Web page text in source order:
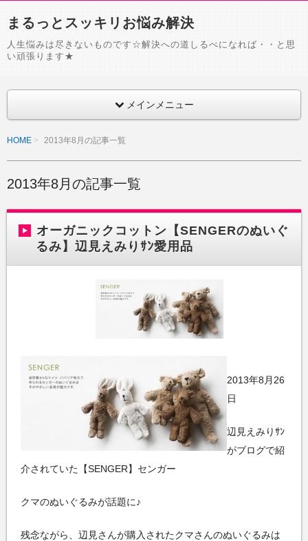
まるっとスッキリお悩み解決
人生悩みは尽きないものです☆解決への道しるべになれば・・と思
い頑張ります★
メインメニュー
HOME 2013年8月の記事一覧
2013年8月の記事一覧
オーガニックコットン【SENGERのぬいぐ
るみ】辺見えみりｻﾝ愛用品
2013年8月26
日
辺見えみりｻﾝ
がブログで紹
介されていた【SENGER】センガー
クマのぬいぐるみが話題に♪
残念ながら、辺見さんが購入されたクマさんのぬいぐるみは